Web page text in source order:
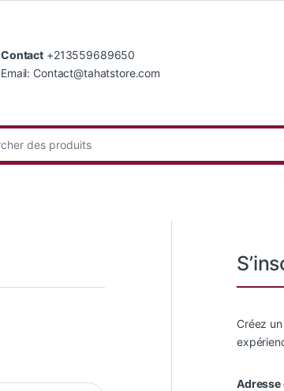
Contact +213559689650
Email: Contact@tahatstore.com
Créez
Adresse